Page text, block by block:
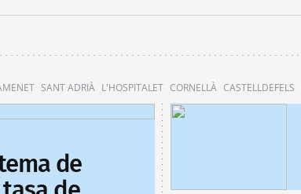
SANT ADRIÀ L'HOSPITALET CORNELLÀ CASTELLDEFELS
de